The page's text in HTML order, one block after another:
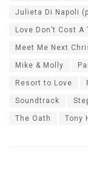
Julieta Di Napoli
Love Don’t Cost A
Meet Me Next
Mike & Molly
Resort to Love
Soundtrack
The Oath Tony